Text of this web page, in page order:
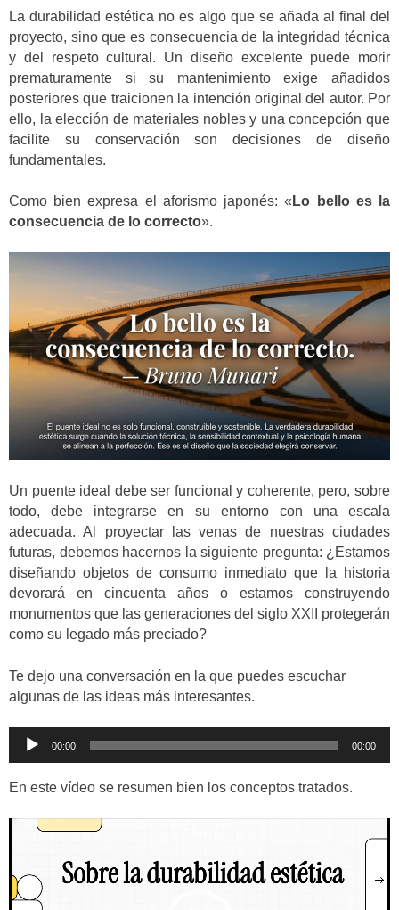
La durabilidad estética no es algo que se añada al final del
proyecto, sino que es consecuencia de la integridad técnica
y del respeto cultural. Un diseño excelente puede morir
prematuramente si su mantenimiento exige añadidos
posteriores que traicionen la intención original del autor. Por
ello, la elección de materiales nobles y una concepción que
facilite su conservación son decisiones de diseño
fundamentales.
Como bien expresa el aforismo japonés: « Lo bello es la
consecuencia de lo correcto».
Un puente ideal debe ser funcional y coherente, pero, sobre
todo, debe integrarse en su entorno con una escala
adecuada. Al proyectar las venas de nuestras ciudades
futuras, debemos hacernos la siguiente pregunta: ¿Estamos
diseñando objetos de consumo inmediato que la historia
devorará en cincuenta años o estamos construyendo
monumentos que las generaciones del siglo XXII protegerán
como su legado más preciado?
Te dejo una conversación en la que puedes escuchar
algunas de las ideas más interesantes.
Reproductor
00:00 00:00
En este vídeo se resumen bien los conceptos tratados.
Reproductor